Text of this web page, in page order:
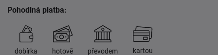
Pohodlná platba:
dobírka hotově převodem kartou